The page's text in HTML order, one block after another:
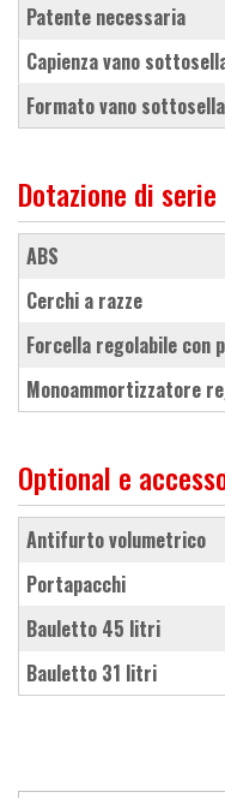
Patente necessaria
Capienza vano
Formato vano sottosella
Dotazione di serie
ABS
cerchi a razze
forcella regolabile con
monoammortizzatore
Optional e
antifurto volumetrico
portapacchi
bauletto 45 litri
bauletto 31 litri